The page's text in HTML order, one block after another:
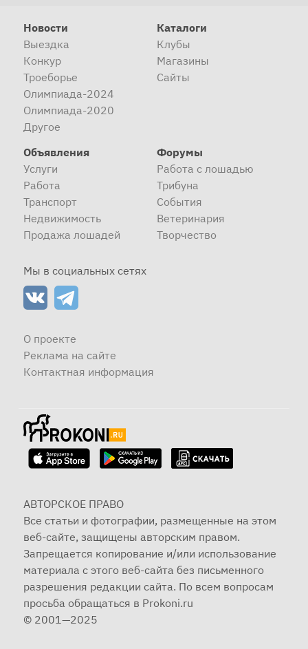
Новости
Выездка
Конкур
Троеборье
Олимпиада-2024
Олимпиада-2020
Другое
Каталоги
Клубы
Магазины
Сайты
Объявления
Услуги
Работа
Транспорт
Недвижимость
Продажа лошадей
Форумы
Работа с лошадью
Трибуна
События
Ветеринария
Творчество
Мы в социальных сетях
О проекте
Реклама на сайте
Контактная информация
АВТОРСКОЕ ПРАВО
Все статьи и фотографии, размещенные на этом
веб-сайте, защищены авторским правом.
Запрещается копирование и/или использование
материала с этого веб-сайта без письменного
разрешения редакции сайта. По всем вопросам
просьба обращаться в Prokoni.ru
© 2001—2025